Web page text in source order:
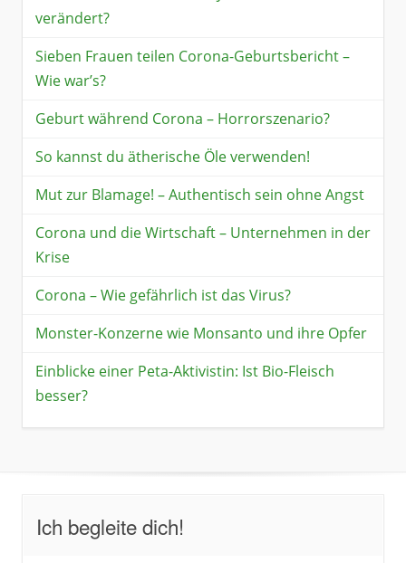
verändert?
Sieben Frauen teilen Corona-Geburtsbericht –
Wie war’s?
Geburt während Corona – Horrorszenario?
So kannst du ätherische Öle verwenden!
Mut zur Blamage! – Authentisch sein ohne Angst
Corona und die Wirtschaft – Unternehmen in der
Krise
Corona – Wie gefährlich ist das Virus?
Monster-Konzerne wie Monsanto und ihre Opfer
Einblicke einer Peta-Aktivistin: Ist Bio-Fleisch
besser?
Ich begleite dich!